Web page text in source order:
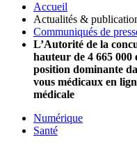
Accueil
Actualités &
Communiqués de
L’Autorité de la
hauteur de 4 665 000
position dominante
vous médicaux en
médicale
Numérique
Santé